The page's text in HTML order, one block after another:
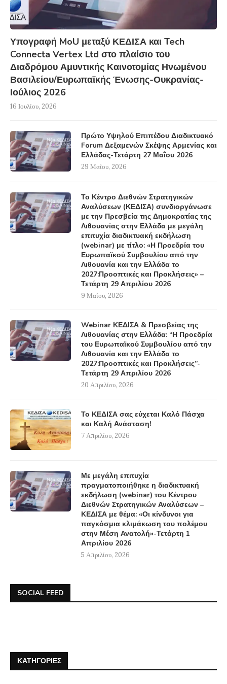
Υπογραφή MoU μεταξύ ΚΕΔΙΣΑ και Tech
Connecta Vertex Ltd στο πλαίσιο του
Διαδρόμου Αμυντικής Καινοτομίας Ηνωμένου
Βασιλείου/Ευρωπαϊκής Ένωσης-Ουκρανίας-
Ιούλιος 2026
16 Ιουλίου, 2026
Πρώτο Υψηλού Επιπέδου Διαδικτυακό
Forum Δεξαμενών Σκέψης Αρμενίας και
Ελλάδας-Τετάρτη 27 Μαΐου 2026
29 Μαΐου, 2026
Το Κέντρο Διεθνών Στρατηγικών
Αναλύσεων (ΚΕΔΙΣΑ) συνδιοργάνωσε
με την Πρεσβεία της Δημοκρατίας της
Λιθουανίας στην Ελλάδα με μεγάλη
επιτυχία διαδικτυακή εκδήλωση
(webinar) με τίτλο: «Η Προεδρία του
Ευρωπαϊκού Συμβουλίου από την
Λιθουανία και την Ελλάδα το
2027:Προοπτικές και Προκλήσεις» –
Τετάρτη 29 Απριλίου 2026
9 Μαΐου, 2026
Webinar ΚΕΔΙΣΑ & Πρεσβείας της
Λιθουανίας στην Ελλάδα: “Η Προεδρία
του Ευρωπαϊκού Συμβουλίου από την
Λιθουανία και την Ελλάδα το
2027:Προοπτικές και Προκλήσεις”-
Τετάρτη 29 Απριλίου 2026
20 Απριλίου, 2026
Το ΚΕΔΙΣΑ σας εύχεται Καλό Πάσχα
και Καλή Ανάσταση!
7 Απριλίου, 2026
Με μεγάλη επιτυχία
πραγματοποιήθηκε η διαδικτυακή
εκδήλωση (webinar) του Κέντρου
Διεθνών Στρατηγικών Αναλύσεων –
ΚΕΔΙΣΑ με θέμα: «Οι κίνδυνοι για
παγκόσμια κλιμάκωση του πολέμου
στην Μέση Ανατολή»-Τετάρτη 1
Απριλίου 2026
5 Απριλίου, 2026
SOCIAL FEED
ΚΑΤΗΓΟΡΊΕΣ